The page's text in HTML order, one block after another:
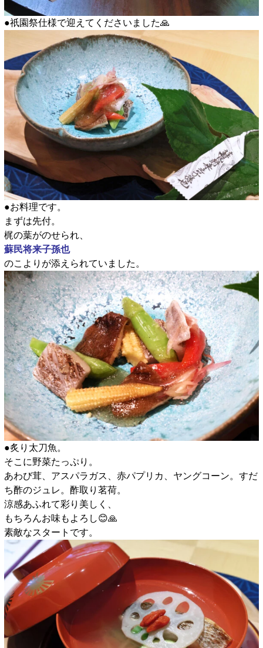
●祇園祭仕様で迎えてくださいました🙏
●お料理です。
まずは先付。
梶の葉がのせられ、
蘇民将来子孫也
のこよりが添えられていました。
●炙り太刀魚。
そこに野菜たっぷり。
あわび茸、アスパラガス、赤パプリカ、ヤングコーン。すだ
ち酢のジュレ。酢取り茗荷。
涼感あふれて彩り美しく、
もちろんお味もよろし😊🙏
素敵なスタートです。